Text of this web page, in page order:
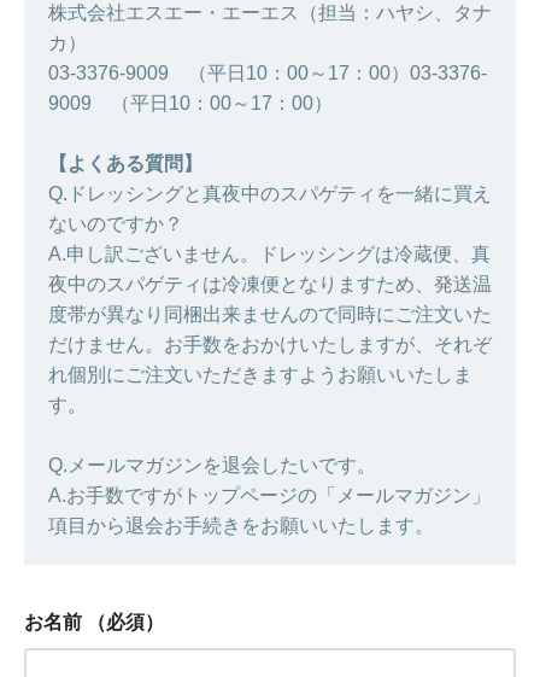
株式会社エスエー・エーエス（担当：ハヤシ、タナ
カ）
03-3376-9009 （平日10：00～17：00）03-3376-
9009 （平日10：00～17：00）
【よくある質問】
Q.ドレッシングと真夜中のスパゲティを一緒に買え
ないのですか？
A.申し訳ございません。ドレッシングは冷蔵便、真
夜中のスパゲティは冷凍便となりますため、発送温
度帯が異なり同梱出来ませんので同時にご注文いた
だけません。お手数をおかけいたしますが、それぞ
れ個別にご注文いただきますようお願いいたしま
す。
Q.メールマガジンを退会したいです。
A.お手数ですがトップページの「メールマガジン」
項目から退会お手続きをお願いいたします。
お名前 （必須）